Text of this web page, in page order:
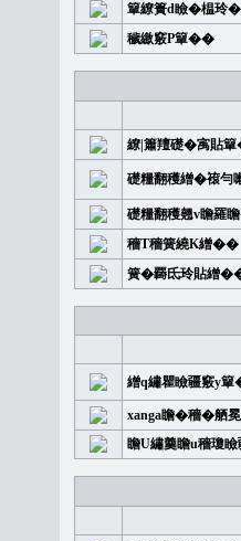
簞繚簣d瞼�榅玲�
穢繳竅P簞��
繚|簫羶礎�㝢貼
礎糧翻穫繒�䙛
礎糧翻穫翹v瞻
穡T穡簧繞K繒��
簧�覉氐玲貼繒
繒q繡瞿瞼疆竅y
xanga瞻�穡�舾
瞻U繡羹瞻u穡瓊瞼